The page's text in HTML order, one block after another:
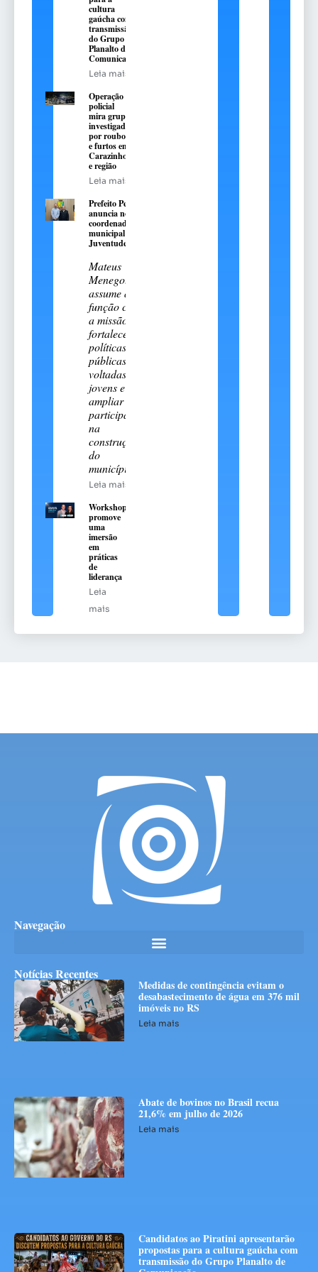
cultura
gaúcha com
transmissão
do Grupo
Planalto de
Comunicação
Leia mais
Operação
policial
mira grupo
investigado
por roubos
e furtos em
Carazinho
e região
Leia mais
Prefeito Pedro
anuncia novo
coordenador
municipal da
Juventude
Mateus
Menegotto
assume a
função com
a missão de
fortalecer
políticas
públicas
voltadas aos
jovens e
ampliar sua
participação
na
construção
do
município
Leia mais
Workshop
promove
uma
imersão
em
práticas
de
liderança
Leia
mais
Navegação
Notícias Recentes
Medidas de contingência evitam o
desabastecimento de água em 376 mil
imóveis no RS
Leia mais
Abate de bovinos no Brasil recua
21,6% em julho de 2026
Leia mais
Candidatos ao Piratini apresentarão
propostas para a cultura gaúcha com
transmissão do Grupo Planalto de